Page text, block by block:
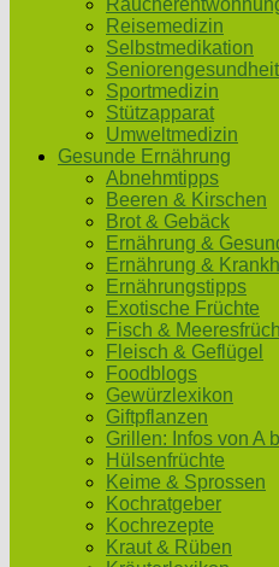
Reisemedizin
Selbstmedikation
Seniorengesundheit
Sportmedizin
Stützapparat
Umweltmedizin
Gesunde Ernährung
Abnehmtipps
Beeren & Kirschen
Brot & Gebäck
Ernährung &
Ernährung &
Ernährungstipps
Exotische Früchte
Fisch &
Fleisch & Geflügel
Foodblogs
Gewürzlexikon
Giftpflanzen
Grillen: Infos von A
Hülsenfrüchte
Keime & Sprossen
Kochratgeber
Kochrezepte
Kraut & Rüben